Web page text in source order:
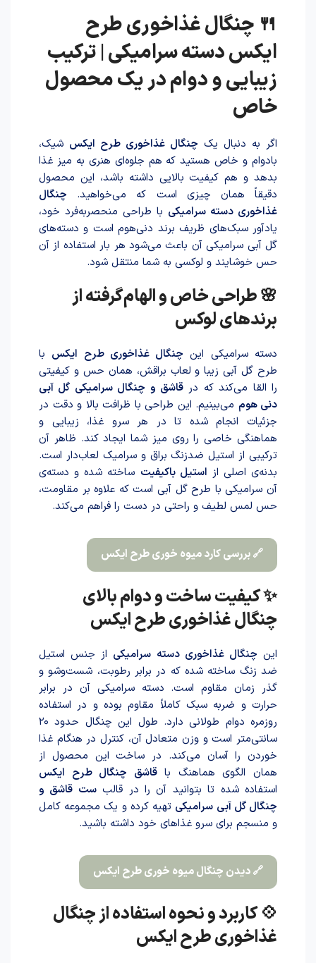
🍴 چنگال غذاخوری طرح
ایکس دسته سرامیکی | ترکیب
زیبایی و دوام در یک محصول
خاص
اگر به دنبال یک چنگال غذاخوری طرح ایکس شیک،
بادوام و خاص هستید که هم جلوه‌ای هنری به میز غذا
بدهد و هم کیفیت بالایی داشته باشد، این محصول
دقیقاً همان چیزی است که می‌خواهید. چنگال
غذاخوری دسته سرامیکی با طراحی منحصر‌به‌فرد خود،
یادآور سبک‌های ظریف برند دنی‌هوم است و دسته‌های
گل آبی سرامیکی آن باعث می‌شود هر بار استفاده از آن
حس خوشایند و لوکسی به شما منتقل شود.
🌸 طراحی خاص و الهام‌گرفته از
برندهای لوکس
دسته سرامیکی این چنگال غذاخوری طرح ایکس با
طرح گل آبی زیبا و لعاب براقش، همان حس و کیفیتی
را القا می‌کند که در قاشق و چنگال سرامیکی گل آبی
دنی هوم می‌بینیم. این طراحی با ظرافت بالا و دقت در
جزئیات انجام شده تا در هر سرو غذا، زیبایی و
هماهنگی خاصی را روی میز شما ایجاد کند. ظاهر آن
ترکیبی از استیل ضدزنگ براق و سرامیک لعاب‌دار است.
بدنه‌ی اصلی از استیل باکیفیت ساخته شده و دسته‌ی
آن سرامیکی با طرح گل آبی است که علاوه بر مقاومت،
حس لمس لطیف و راحتی در دست را فراهم می‌کند.
🔗 بررسی کارد میوه خوری طرح ایکس
✨ کیفیت ساخت و دوام بالای
چنگال غذاخوری طرح ایکس
این چنگال غذاخوری دسته سرامیکی از جنس استیل
ضد زنگ سا‌خته شد‌ه که در برابر رطوبت، شست‌وشو و
گذر زمان مقاوم است. دسته سرامیکی آن در برابر
حرارت و ضربه سبک کاملاً مقاوم بوده و در استفاده
روزمره دوام طولانی دارد. طول این چنگال حدود ۲۰
سانتی‌متر است و وزن متعادل آن، کنترل در هنگام غذا
خوردن را آسان می‌کند. در ساخت این محصول از
همان الگوی هماهنگ باقاشق چنگال طرح ایکس
استفاده شده تا بتوانید آن را در قالبست قاشق و
چنگال گل آبی سرامیکی تهیه کرده و یک مجموعه کامل
و منسجم برای سرو غذاهای خود داشته باشید.
🔗 دیدن چنگال میوه خوری طرح ایکس
💠 کاربرد و نحوه استفاده از چنگال
غذاخوری طرح ایکس